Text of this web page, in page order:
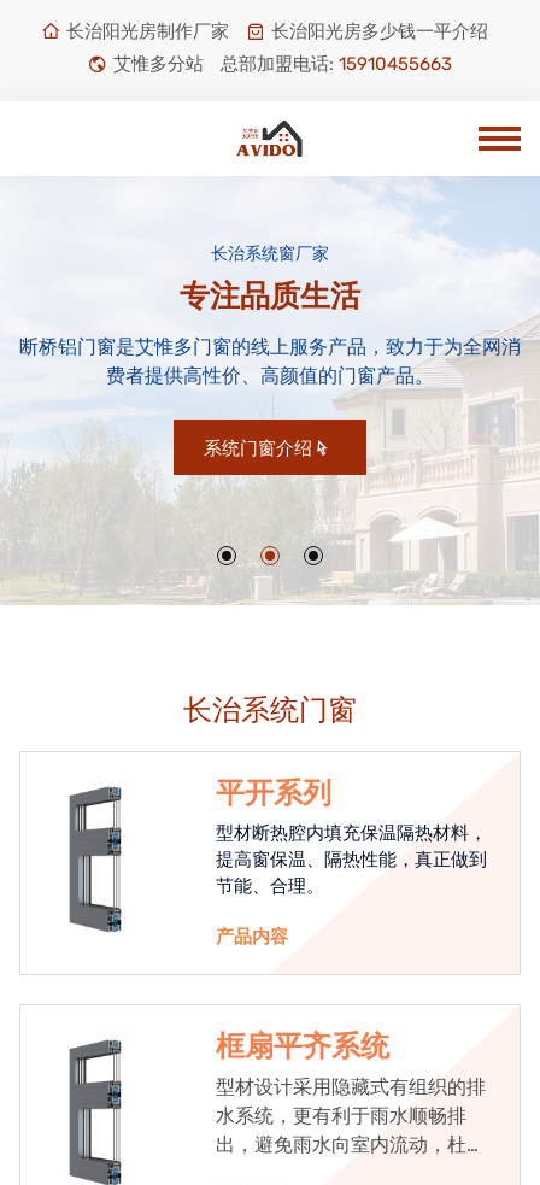
长治阳光房制作厂家
长治阳光房多少钱一平介绍
艾惟多分站
总部加盟电话: 15910455663
长治系统窗厂家
专注品质生活
断桥铝门窗是艾惟多门窗的线上服务产品，致力于为全网消
费者提供高性价、高颜值的门窗产品。
系统门窗介绍
长治系统门窗
平开系列
型材断热腔内填充保温隔热材料，
提高窗保温、隔热性能，真正做到
节能、合理。
产品内容
框扇平齐系统
型材设计采用隐藏式有组织的排
水系统，更有利于雨水顺畅排
出，避免雨水向室内流动，杜绝